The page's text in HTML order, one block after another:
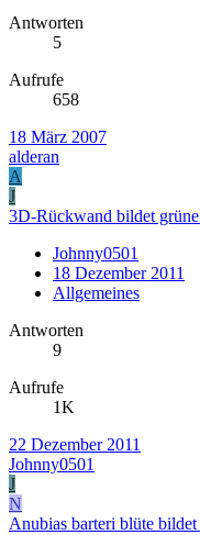
Antworten
5
Aufrufe
658
18 März 2007
alderan
A
J
3D-Rückwand bildet
Johnny0501
18 Dezember 2011
Allgemeines
Antworten
9
Aufrufe
1K
22 Dezember 2011
Johnny0501
J
N
Anubias barteri blüte bildet